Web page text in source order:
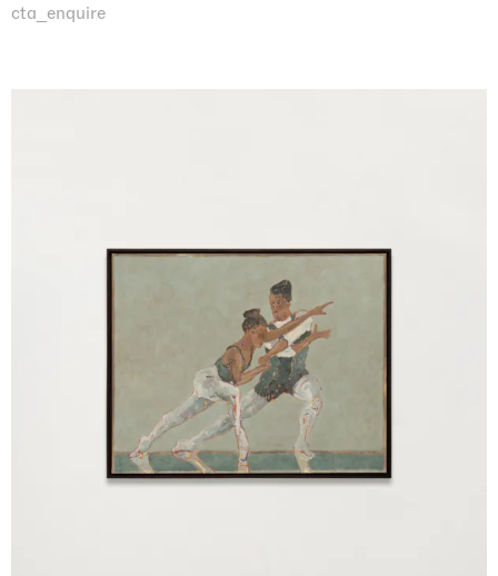
cta_enquire